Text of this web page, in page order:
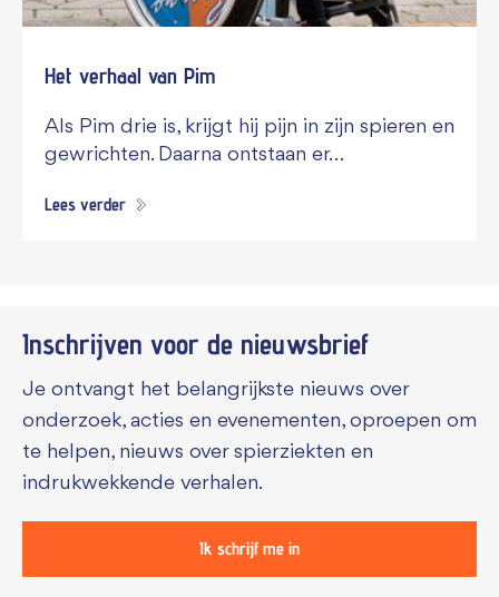
Het verhaal van Pim
Als Pim drie is, krijgt hij pijn in zijn spieren en
gewrichten. Daarna ontstaan er…
Lees verder
Inschrijven voor de nieuwsbrief
Je ontvangt het belangrijkste nieuws over
onderzoek, acties en evenementen, oproepen om
te helpen, nieuws over spierziekten en
indrukwekkende verhalen.
Ik schrijf me in